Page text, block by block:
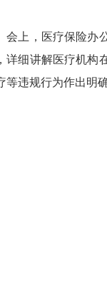
，医疗保险办公
详细讲解医疗机构
等违规行为作出明